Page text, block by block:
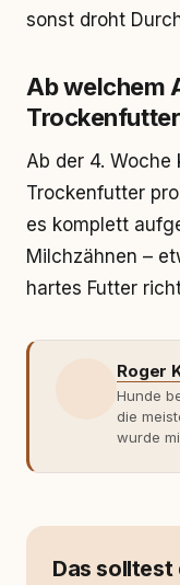
sonst droht
Ab welchem
Ab der 4.
Trockenfutter
es komplett
Milchzähnen –
hartes Futter
Roger
Hunde
die
wurde
Das solltest